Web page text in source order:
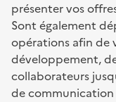
présenter vos
Sont également
opérations afin de
développement,
collaborateurs
de